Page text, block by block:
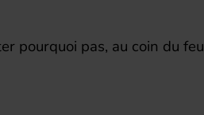
pourquoi pas, au coin du feu